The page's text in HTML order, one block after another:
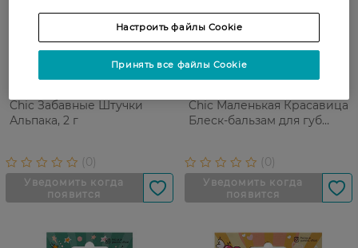
Chic Забавные Штучки
Альпака, 2 г
Chic Маленькая Красавица
Блеск-бальзам для губ
Настроить файлы Cookie
Принять все файлы Cookie